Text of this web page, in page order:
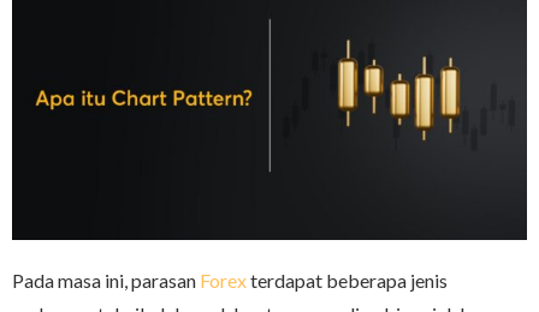
Pada masa ini, parasan Forexterdapat beberapa jenis